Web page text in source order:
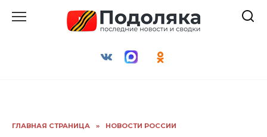
ГЛАВНАЯ СТРАНИЦА » НОВОСТИ РОССИИ